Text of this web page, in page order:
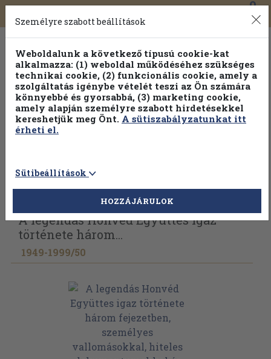
Toggle
navigation
0
Vissza az előző oldalra Válasszon példányt
A legendás Honvéd Együttes igaz
története három...
1949-1999/50
Személyre szabott beállítások
Weboldalunk a következő típusú cookie-kat
alkalmazza: (1) weboldal működéséhez szükséges
technikai cookie, (2) funkcionális cookie, amely a
szolgáltatás igénybe vételét teszi az Ön számára
könnyebbé és gyorsabbá, (3) marketing cookie,
amely alapján személyre szabott hirdetésekkel
kereshetjük meg Önt. A sütiszabályzatunkat itt
érheti el.
Sütibeállítások
HOZZÁJÁRULOK